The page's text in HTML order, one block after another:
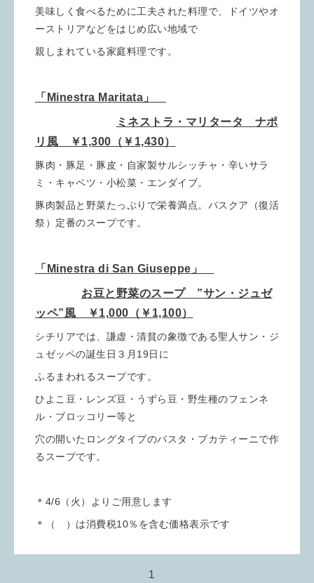
美味しく食べるために工夫された料理で、ドイツやオ
ーストリアなどをはじめ広い地域で
親しまれている家庭料理です。
「Minestra Maritata」
ミネストラ・マリタータ ナポ
リ風 ￥1,300（￥1,430）
豚肉・豚足・豚皮・自家製サルシッチャ・辛いサラ
ミ・キャベツ・小松菜・エンダイブ。
豚肉製品と野菜たっぷりで栄養満点。パスクア（復活
祭）定番のスープです。
「Minestra di San Giuseppe」
お豆と野菜のスープ ”サン・ジュゼ
ッペ”風 ￥1,000（￥1,100）
シチリアでは、謙虚・清貧の象徴である聖人サン・ジ
ュゼッペの誕生日３月19日に
ふるまわれるスープです。
ひよこ豆・レンズ豆・うずら豆・野生種のフェンネ
ル・ブロッコリー等と
穴の開いたロングタイプのパスタ・ブカティーニで作
るスープです。
＊4/6（火）よりご用意します
＊（ ）は消費税10％を含む価格表示です
1